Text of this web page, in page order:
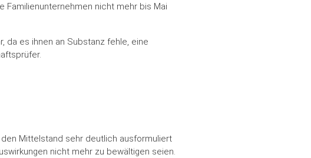
Familienunternehmen nicht mehr bis Mai
da es ihnen an Substanz fehle, eine
Mittelstand sehr deutlich ausformuliert
nicht mehr zu bewältigen seien.